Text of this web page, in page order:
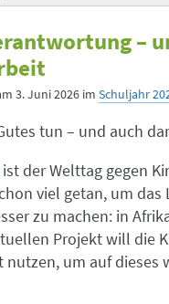
–
3. Juni 2026 im Schuljahr
tun – und auch
der Welttag gegen
viel getan, um
zu machen: in
Projekt will die
nutzen, um auf dieses